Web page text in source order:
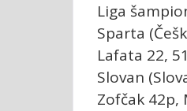
Liga
Sparta
Lafata 22,
Slovan
Zofčak 42p,